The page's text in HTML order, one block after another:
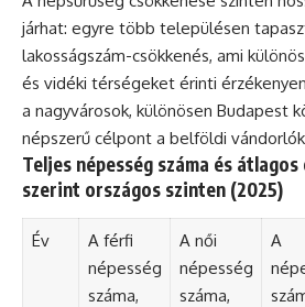
járhat: egyre több településen
lakosságszám-csökkenés, ami
és vidéki térségeket érinti
a nagyvárosok, különösen Budapest
népszerű célpont a belföldi
Teljes népesség száma és
szerint országos szinten (2025)
Év
A férfi
népesség
száma,
A női
népesség
száma,
A